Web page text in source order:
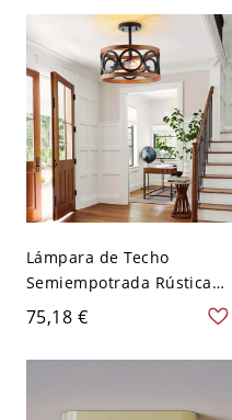
V
Lámpara de Techo
Semiempotrada Rústica
Industrial, Tambor de
Madera Falsa para Cocina
Pasillo Entrada - 110 A
75,18 €